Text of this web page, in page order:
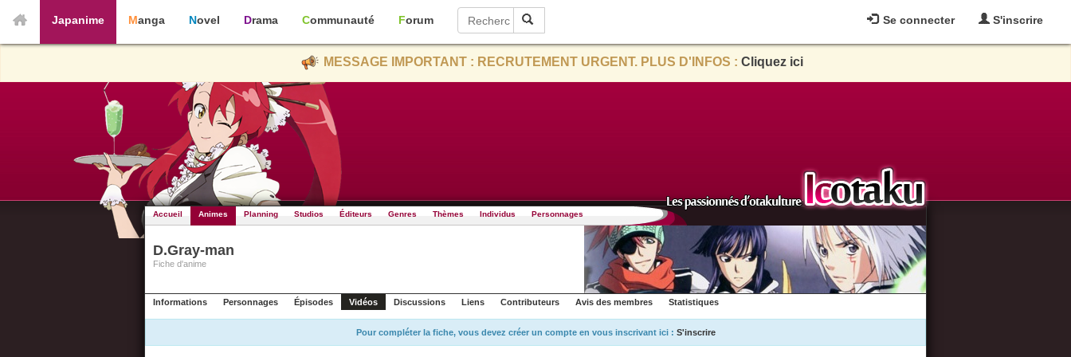
Se connecter S'inscrire
Japanime Manga Novel Drama Communauté Forum
MESSAGE IMPORTANT : RECRUTEMENT URGENT. PLUS D'INFOS : Cliquez ici
Accueil Animes Planning Studios Éditeurs Genres Thèmes Individus Personnages
D.Gray-man
Fiche d'anime
Informations Personnages Épisodes Vidéos Discussions Liens Contributeurs Avis des membres Statistiques
Pour compléter la fiche, vous devez créer un compte en vous inscrivant ici : S'inscrire